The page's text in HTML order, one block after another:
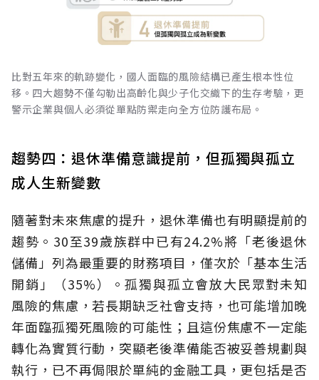
比對五年來的軌跡變化，國人面臨的風險結構已產生根本性位
移。四大趨勢不僅勾勒出高齡化與少子化交織下的生存考驗，更
警示企業與個人必須從單點防禦走向全方位防護布局。
趨勢四：退休準備意識提前，但孤獨與孤立
成人生新變數
隨著對未來焦慮的提升，退休準備也有明顯提前的
趨勢。30至39歲族群中已有24.2%將「老後退休
儲備」列為最重要的財務項目，僅次於「基本生活
開銷」（35%）。孤獨與孤立會放大民眾對未知
風險的焦慮，若長期缺乏社會支持，也可能增加晚
年面臨孤獨死風險的可能性；且這份焦慮不一定能
轉化為實質行動，突顯老後準備能否被妥善規劃與
執行，已不再侷限於單純的金融工具，更包括是否